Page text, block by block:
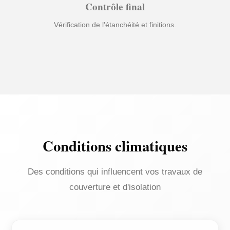
Contrôle final
Vérification de l'étanchéité et finitions.
Conditions climatiques
Des conditions qui influencent vos travaux de
couverture et d'isolation